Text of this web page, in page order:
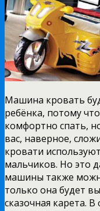
Машина кровать
ребёнка, потому
комфортно спать,
вас, наверное,
кровати
мальчиков. Но это
машины также
только она будет
сказочная карета.